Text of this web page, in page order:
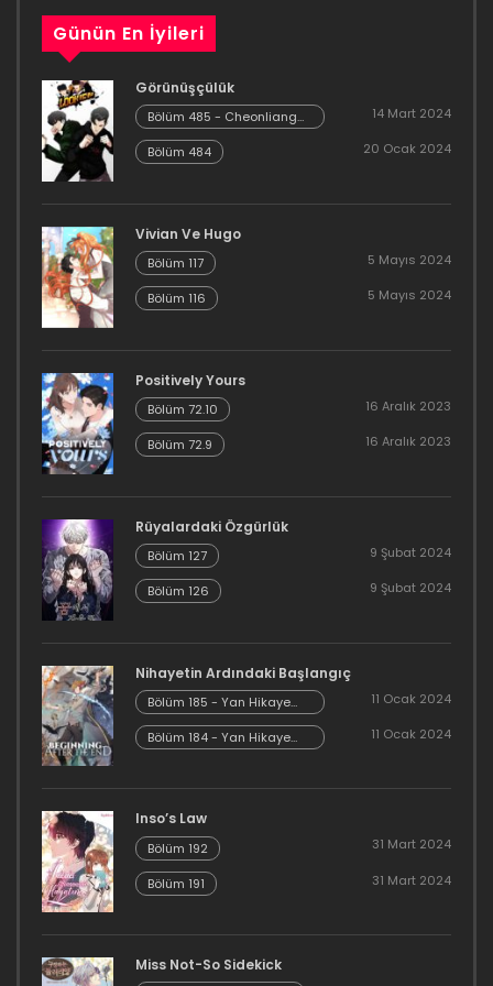
15 Mayıs 2021
Bölüm 47
15 Mayıs 2021
Bölüm 46
16 Mart 2021
Bölüm 45
16 Mart 2021
Bölüm 44
29 Ekim 2020
Bölüm 43
29 Ekim 2020
Bölüm 42
29 Ekim 2020
Bölüm 41
15 Ekim 2020
Bölüm 40
23 Eylül 2020
Bölüm 39
22 Eylül 2020
Bölüm 38
Günün En İyileri
Görünüşçülük
Bölüm 485 - Cheonliang
[04]
14 Mart 2024
Bölüm 484 20 Ocak 2024
Vivian Ve Hugo
Bölüm 117 5 Mayıs 2024
Bölüm 116 5 Mayıs 2024
Positively Yours
Bölüm 72.10 16 Aralık 2023
Bölüm 72.9 16 Aralık 2023
Rüyalardaki Özgürlük
Bölüm 127 9 Şubat 2024
Bölüm 126 9 Şubat 2024
Nihayetin Ardındaki Başlangıç
Bölüm 185 - Yan Hikaye
Kısım 7
11 Ocak 2024
Bölüm 184 - Yan Hikaye
Kısım 6
11 Ocak 2024
Inso’s Law
Bölüm 192 31 Mart 2024
Bölüm 191 31 Mart 2024
Miss Not-So Sidekick